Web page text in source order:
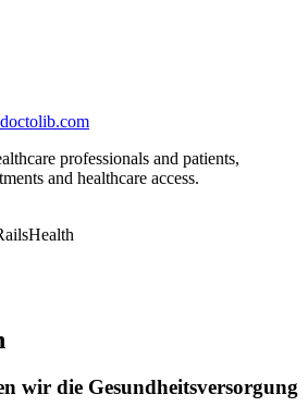
professionals and patients,
and healthcare access.
Health
wir die Gesundheitsversorgung